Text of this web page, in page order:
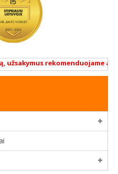
užsakymus rekomenduojame